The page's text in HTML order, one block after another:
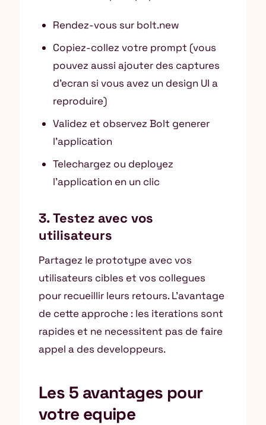
Rendez-vous sur bolt.new
Copiez-collez votre prompt (vous
pouvez aussi ajouter des captures
d’ecran si vous avez un design UI a
reproduire)
Validez et observez Bolt generer
l’application
Telechargez ou deployez
l’application en un clic
3. Testez avec vos
utilisateurs
Partagez le prototype avec vos
utilisateurs cibles et vos collegues
pour recueillir leurs retours. L’avantage
de cette approche : les iterations sont
rapides et ne necessitent pas de faire
appel a des developpeurs.
Les 5 avantages pour
votre equipe